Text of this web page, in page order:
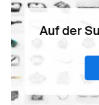
Auf der